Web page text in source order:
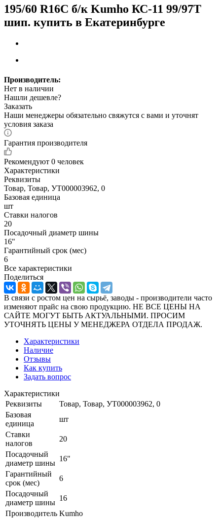
195/60 R16С б/к Kumho КС-11 99/97Т
шип. купить в Екатеринбурге
Производитель:
Нет в наличии
Нашли дешевле?
Заказать
Наши менеджеры обязательно свяжутся с вами и уточнят
условия заказа
Гарантия производителя
Рекомендуют 0 человек
Характеристики
Реквизиты
Товар, Товар, УТ000003962, 0
Базовая единица
шт
Ставки налогов
20
Посадочный диаметр шины
16"
Гарантийный срок (мес)
6
Все характеристики
Поделиться
В связи с ростом цен на сырьё, заводы - производители часто
изменяют прайс на свою продукцию. НЕ ВСЕ ЦЕНЫ НА
САЙТЕ МОГУТ БЫТЬ АКТУАЛЬНЫМИ. ПРОСИМ
УТОЧНЯТЬ ЦЕНЫ У МЕНЕДЖЕРА ОТДЕЛА ПРОДАЖ.
Характеристики
Наличие
Отзывы
Как купить
Задать вопрос
Характеристики
Реквизиты
Товар, Товар, УТ000003962, 0
Базовая
единица
шт
Ставки
налогов
20
Посадочный
диаметр шины
16"
Гарантийный
срок (мес)
6
Посадочный
диаметр шины
16
Производитель Kumho